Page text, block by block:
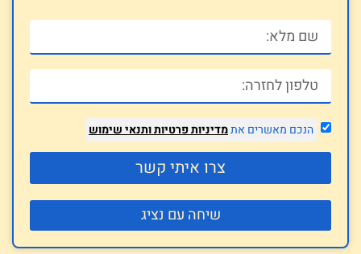
הנכם מאשרים אתמדיניות פרטיותותנאי שימוש
צרו איתי קשר
שיחה עם נציג